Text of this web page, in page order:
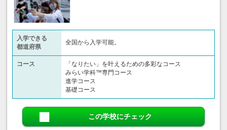
入学できる
都道府県
全国から入学可能。
コース
「なりたい」を叶えるための多彩なコース
みらい学科™専門コース
進学コース
基礎コース
この学校にチェック